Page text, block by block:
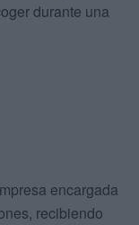
durante una
encargada
recibiendo